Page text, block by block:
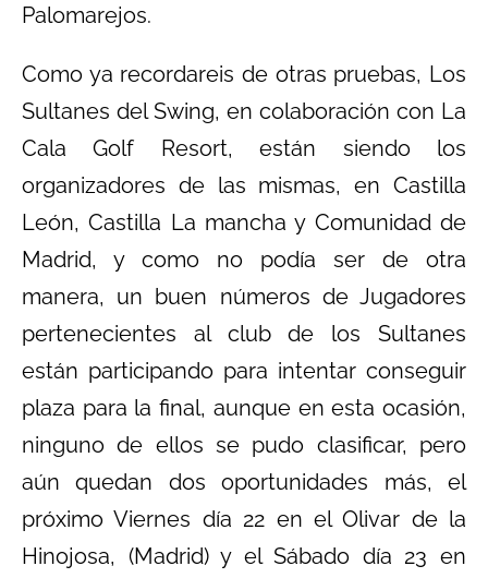
Palomarejos.
Como ya recordareis de otras pruebas, Los
Sultanes del Swing, en colaboración con La
Cala Golf Resort, están siendo los
organizadores de las mismas, en Castilla
León, Castilla La mancha y Comunidad de
Madrid, y como no podía ser de otra
manera, un buen números de Jugadores
pertenecientes al club de los Sultanes
están participando para intentar conseguir
plaza para la final, aunque en esta ocasión,
ninguno de ellos se pudo clasificar, pero
aún quedan dos oportunidades más, el
próximo Viernes día 22 en el Olivar de la
Hinojosa, (Madrid) y el Sábado día 23 en